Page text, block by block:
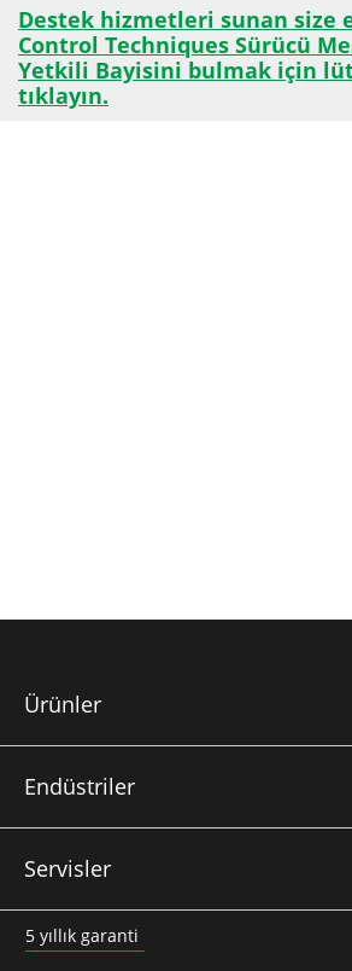
Destek hizmetleri sunan size
Control Techniques Sürücü
Yetkili Bayisini bulmak için
tıklayın.
Ürünler
Endüstriler
Servisler
5 yıllık garanti